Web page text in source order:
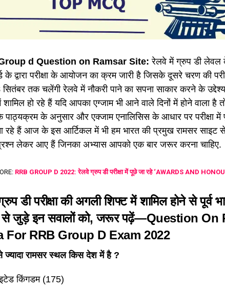
d Question on Ramsar Site:रेलवे में ग्रुप डी लेवल
के द्वारा परीक्षा के आयोजन का क्रम जारी है जिसके दूसरे चरण की
सितंबर तक चलेंगी रेलवे में नौकरी पाने का सपना साकार करने के
में शामिल हो रहे हैं यदि आपका एग्जाम भी आने वाले दिनों में होने वाला है
के पाठ्यक्रम के अनुसार और एक्जाम एनालिसिस के आधार पर परीक्षा
हैं आज के इस आर्टिकल में भी हम भारत की प्रमुख रामसर साइट
लेकर आए हैं जिनका अभ्यास आपको एक बार जरूर करना चाहिए.
RRB GROUP D 2022: रेलवे ग्रुप डी परीक्षा में पूछे जा रहे ‘AWARDS AND
डी परीक्षा की अगली शिफ्ट में शामिल होने से पूर्व
से जुड़े इन सवालों को, जरूर पढ़ें—Question On
For RRB Group D Exam 2022
ज्यादा रामसर स्थल किस देश में है ?
किंगडम (175)